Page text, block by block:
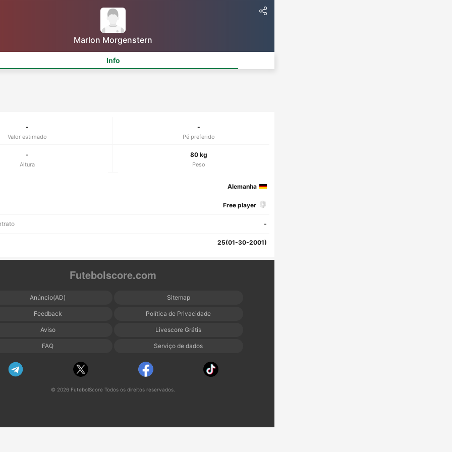
Marlon Morgenstern
Info
-
Valor estimado
-
Pé preferido
-
Altura
80 kg
Peso
Alemanha
Free player
-
25(01-30-2001)
Futebolscore.com
Anúncio(AD) Sitemap
Feedback Política de Privacidade
Aviso Livescore Grátis
FAQ Serviço de dados
© 2026 FutebolScore Todos os direitos reservados.